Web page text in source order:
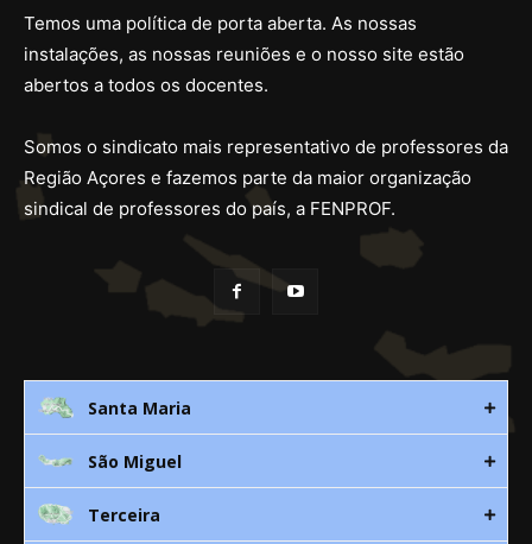
Temos uma política de porta aberta. As nossas
instalações, as nossas reuniões e o nosso site estão
abertos a todos os docentes.
Somos o sindicato mais representativo de professores da
Região Açores e fazemos parte da maior organização
sindical de professores do país, a FENPROF.
Santa Maria
Rua 3. Leandres Chaves, 12C
São Miguel
Av. D. João lll, bloco A, nº10 – 3º
Terceira